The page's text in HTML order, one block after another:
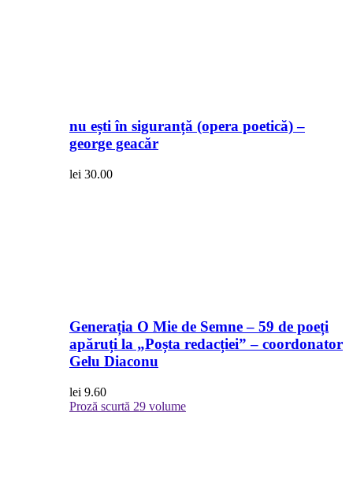
nu ești în siguranță (opera poetică) –
george geacăr
lei 30.00
Generația O Mie de Semne – 59 de poeți
apăruți la „Poșta redacției” – coordonator
Gelu Diaconu
lei 9.60
Proză scurtă 29 volume